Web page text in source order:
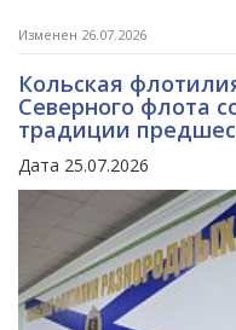
Изменен 26.07.2026
Кольская
Северного флота
традиции
Дата 25.07.2026